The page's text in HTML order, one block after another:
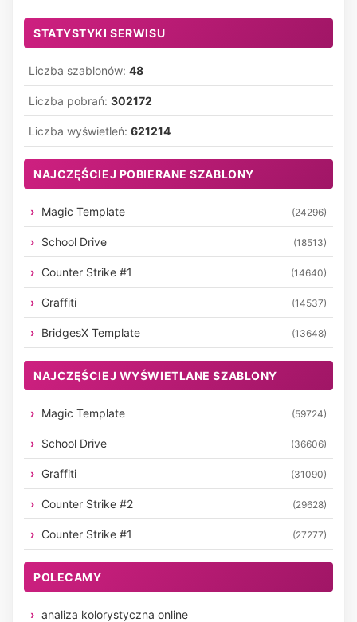
STATYSTYKI SERWISU
Liczba szablonów: 48
Liczba pobrań: 302172
Liczba wyświetleń: 621214
NAJCZĘŚCIEJ POBIERANE SZABLONY
Magic Template (24296)
School Drive (18513)
Counter Strike #1 (14640)
Graffiti (14537)
BridgesX Template (13648)
NAJCZĘŚCIEJ WYŚWIETLANE SZABLONY
Magic Template (59724)
School Drive (36606)
Graffiti (31090)
Counter Strike #2 (29628)
Counter Strike #1 (27277)
POLECAMY
analiza kolorystyczna online